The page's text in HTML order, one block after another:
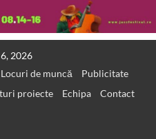
2026
Locuri de muncă
Publicitate
proiecte Echipa Contact